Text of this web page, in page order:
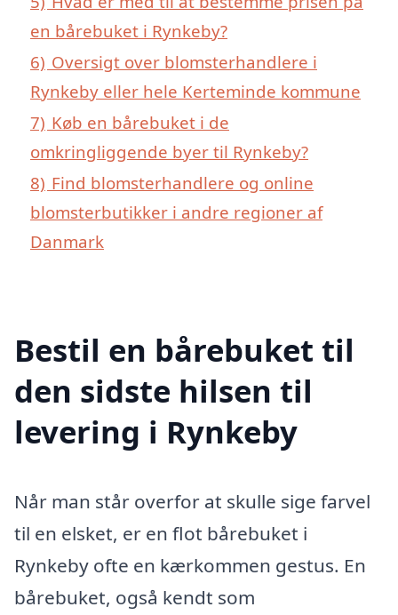
en bårebuket i Rynkeby?
6) Oversigt over blomsterhandlere i
Rynkeby eller hele Kerteminde kommune
7) Køb en bårebuket i de
omkringliggende byer til Rynkeby?
8) Find blomsterhandlere og online
blomsterbutikker i andre regioner af
Danmark
Bestil en bårebuket til
den sidste hilsen til
levering i Rynkeby
Når man står overfor at skulle sige farvel
til en elsket, er en flot bårebuket i
Rynkeby ofte en kærkommen gestus. En
bårebuket, også kendt som